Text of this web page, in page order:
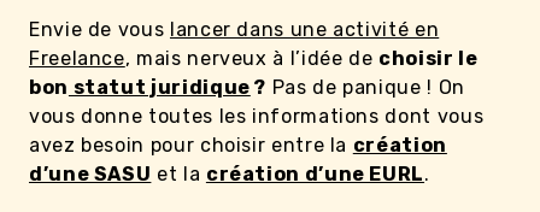
Envie de vous lancer dans une activité en
Freelance, mais nerveux à l’idée de choisir le
bon statut juridique ? Pas de panique ! On
vous donne toutes les informations dont vous
avez besoin pour choisir entre la création
d’une SASU et la création d’une EURL.